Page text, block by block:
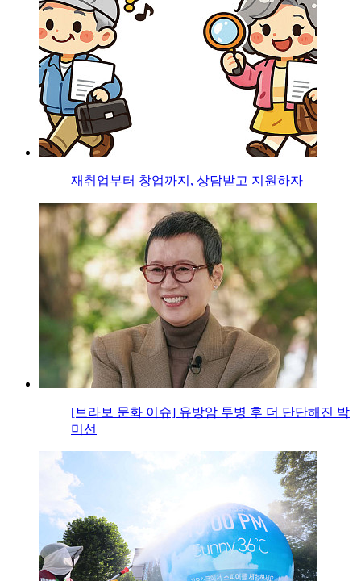
재취업부터 창업까지, 상담받고 지원하자
[브라보 문화 이슈] 유방암 투병 후 더 단단해진 박
미선